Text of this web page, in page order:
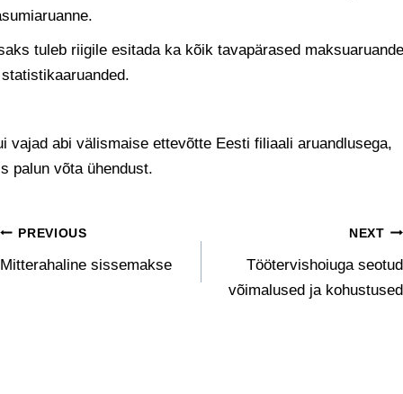
tuleb riigile esitada ka kõik tavapärased
vajad abi välismaise ettevõtte Eesti filiaali aruandlusega,
palun võta ühendust.
Navigeerimine
PREVIOUS
Mitterahaline sissemakse
NEXT
Töötervishoiuga seotud
võimalused ja kohustused